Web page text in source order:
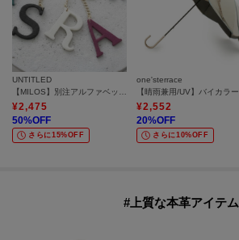
UNTITLED
¥2,475
50%OFF
さらに15%OFF
one'sterrace
¥2,552
20%OFF
さらに10%OFF
#上質な本革アイテム